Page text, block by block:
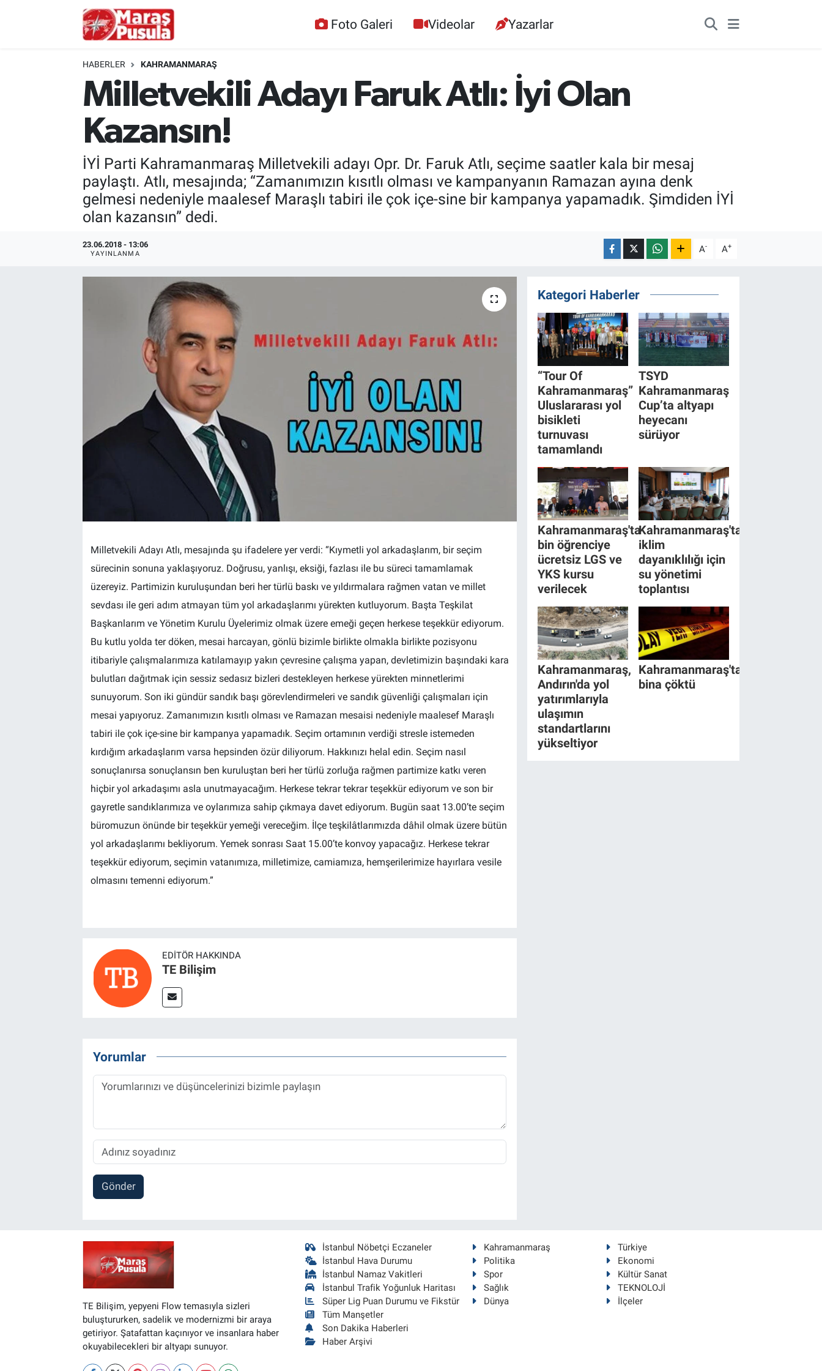
Foto Galeri Videolar Yazarlar
HABERLER KAHRAMANMARAŞ
Milletvekili Adayı Faruk Atlı: İyi Olan
Kazansın!
İYİ Parti Kahramanmaraş Milletvekili adayı Opr. Dr. Faruk Atlı, seçime saatler kala bir mesaj
paylaştı. Atlı, mesajında; “Zamanımızın kısıtlı olması ve kampanyanın Ramazan ayına denk
gelmesi nedeniyle maalesef Maraşlı tabiri ile çok içe-sine bir kampanya yapamadık. Şimdiden İYİ
olan kazansın” dedi.
23.06.2018 - 13:06
YAYINLANMA A- A+
Milletvekili Adayı Atlı, mesajında şu ifadelere yer verdi: “Kıymetli yol arkadaşlarım, bir seçim
sürecinin sonuna yaklaşıyoruz. Doğrusu, yanlışı, eksiği, fazlası ile bu süreci tamamlamak
üzereyiz. Partimizin kuruluşundan beri her türlü baskı ve yıldırmalara rağmen vatan ve millet
sevdası ile geri adım atmayan tüm yol arkadaşlarımı yürekten kutluyorum. Başta Teşkilat
Başkanlarım ve Yönetim Kurulu Üyelerimiz olmak üzere emeği geçen herkese teşekkür ediyorum.
Bu kutlu yolda ter döken, mesai harcayan, gönlü bizimle birlikte olmakla birlikte pozisyonu
itibariyle çalışmalarımıza katılamayıp yakın çevresine çalışma yapan, devletimizin başındaki kara
bulutları dağıtmak için sessiz sedasız bizleri destekleyen herkese yürekten minnetlerimi
sunuyorum. Son iki gündür sandık başı görevlendirmeleri ve sandık güvenliği çalışmaları için
mesai yapıyoruz. Zamanımızın kısıtlı olması ve Ramazan mesaisi nedeniyle maalesef Maraşlı
tabiri ile çok içe-sine bir kampanya yapamadık. Seçim ortamının verdiği stresle istemeden
kırdığım arkadaşlarım varsa hepsinden özür diliyorum. Hakkınızı helal edin. Seçim nasıl
sonuçlanırsa sonuçlansın ben kuruluştan beri her türlü zorluğa rağmen partimize katkı veren
hiçbir yol arkadaşımı asla unutmayacağım. Herkese tekrar tekrar teşekkür ediyorum ve son bir
gayretle sandıklarımıza ve oylarımıza sahip çıkmaya davet ediyorum. Bugün saat 13.00’te seçim
büromuzun önünde bir teşekkür yemeği vereceğim. İlçe teşkilâtlarımızda dâhil olmak üzere bütün
yol arkadaşlarımı bekliyorum. Yemek sonrası Saat 15.00’te konvoy yapacağız. Herkese tekrar
teşekkür ediyorum, seçimin vatanımıza, milletimize, camiamıza, hemşerilerimize hayırlara vesile
olmasını temenni ediyorum.”
EDITÖR HAKKINDA
TE Bilişim
Yorumlar
Gönder
Kategori Haberler
“Tour Of
Kahramanmaraş”
Uluslararası yol
bisikleti
turnuvası
tamamlandı
TSYD
Kahramanmaraş
Cup’ta altyapı
heyecanı
sürüyor
Kahramanmaraş'ta
bin öğrenciye
ücretsiz LGS ve
YKS kursu
verilecek
Kahramanmaraş'ta
iklim
dayanıklılığı için
su yönetimi
toplantısı
Kahramanmaraş,
Andırın'da yol
yatırımlarıyla
ulaşımın
standartlarını
yükseltiyor
Kahramanmaraş'ta
bina çöktü
TE Bilişim, yepyeni Flow temasıyla sizleri
buluştururken, sadelik ve modernizmi bir araya
getiriyor. Şatafattan kaçınıyor ve insanlara haber
okuyabilecekleri bir altyapı sunuyor.
İstanbul Nöbetçi Eczaneler
İstanbul Hava Durumu
İstanbul Namaz Vakitleri
İstanbul Trafik Yoğunluk Haritası
Süper Lig Puan Durumu ve Fikstür
Tüm Manşetler
Son Dakika Haberleri
Haber Arşivi
Kahramanmaraş
Türkiye
Politika
Ekonomi
Spor
Kültür Sanat
Sağlık
TEKNOLOJİ
Dünya
İlçeler
İstanbul Hava Durumu
İstanbul Namaz Vakitleri
İstanbul Trafik Yoğunluk Haritası
Süper Lig Puan Durumu ve Fikstür
Tüm Manşetler